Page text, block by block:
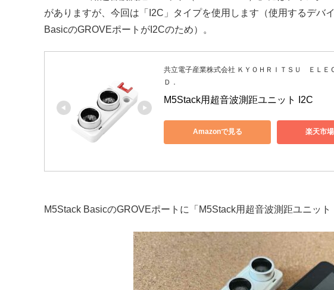
がありますが、今回は「I2C」タイプを使用します（使用するデバ
BasicのGROVEポートがI2Cのため）。
共立電子産業株式会社 ＫＹＯＨＲＩＴＳＵ ＥＬ
Ｄ．
M5Stack用超音波測距ユニット I2C
Amazonで見る 楽天市
M5Stack BasicのGROVEポートに「M5Stack用超音波測距ユニッ